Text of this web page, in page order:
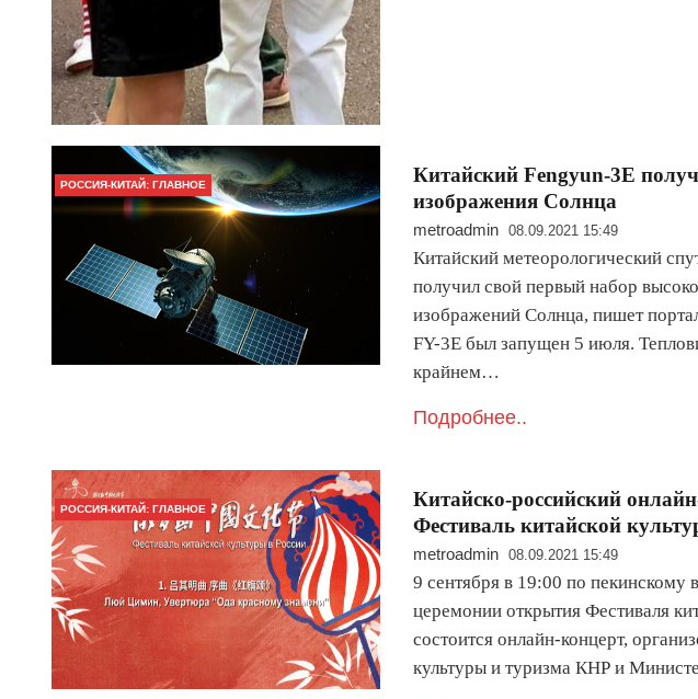
РОССИЯ-КИТАЙ: ГЛАВНОЕ
Китайский Fengyun-3E
изображения Солнца
metroadmin 08.09.2021 15:49
Китайский метеорологический
получил свой первый набор
изображений Солнца, пишет
FY-3E был запущен 5 июля.
крайнем…
Подробнее..
РОССИЯ-КИТАЙ: ГЛАВНОЕ
Китайско-российский
Фестиваль китайской
metroadmin 08.09.2021 15:49
9 сентября в 19:00 по
церемонии открытия Фестиваля
состоится онлайн-концерт,
культуры и туризма КНР и